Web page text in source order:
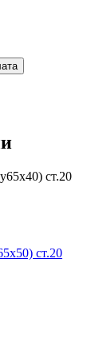
ст.20
ст.20